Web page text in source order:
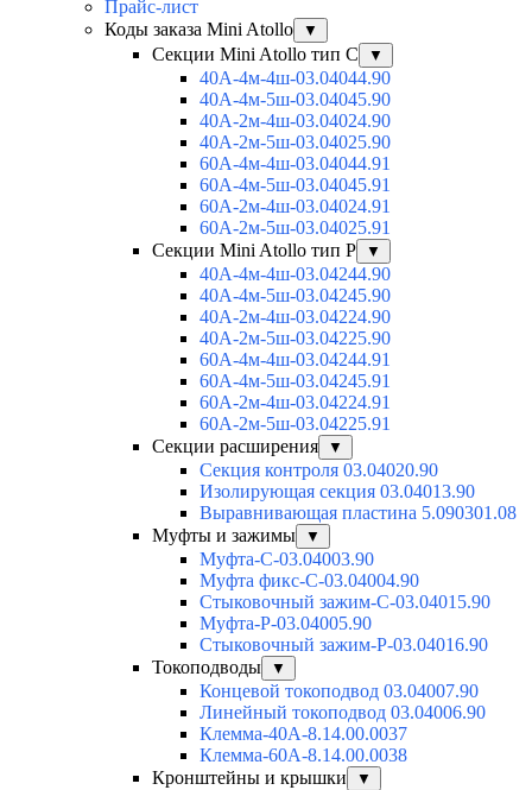
Прайс-лист
Коды заказа Mini Atollo
▼
Секции Mini Atollo тип С ▼
40А-4м-4ш-03.04044.90
40А-4м-5ш-03.04045.90
40А-2м-4ш-03.04024.90
40А-2м-5ш-03.04025.90
60А-4м-4ш-03.04044.91
60А-4м-5ш-03.04045.91
60А-2м-4ш-03.04024.91
60А-2м-5ш-03.04025.91
Секции Mini Atollo тип Р
▼
40А-4м-4ш-03.04244.90
40А-4м-5ш-03.04245.90
40А-2м-4ш-03.04224.90
40А-2м-5ш-03.04225.90
60А-4м-4ш-03.04244.91
60А-4м-5ш-03.04245.91
60А-2м-4ш-03.04224.91
60А-2м-5ш-03.04225.91
Секции расширения
▼
Секция контроля 03.04020.90
Изолирующая секция 03.04013.90
Выравнивающая пластина 5.090301.08
Муфты и зажимы
▼
Муфта-С-03.04003.90
Муфта фикс-С-03.04004.90
Стыковочный зажим-С-03.04015.90
Муфта-Р-03.04005.90
Стыковочный зажим-Р-03.04016.90
Токоподводы
▼
Концевой токоподвод 03.04007.90
Линейный токоподвод 03.04006.90
Клемма-40А-8.14.00.0037
Клемма-60А-8.14.00.0038
Кронштейны и крышки
▼